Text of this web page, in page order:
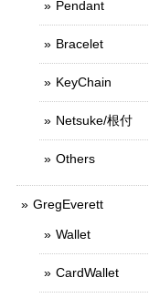
Pendant
Bracelet
KeyChain
Netsuke/根付
Others
GregEverett
Wallet
CardWallet